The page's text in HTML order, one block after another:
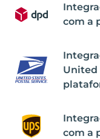
com a
United
com a